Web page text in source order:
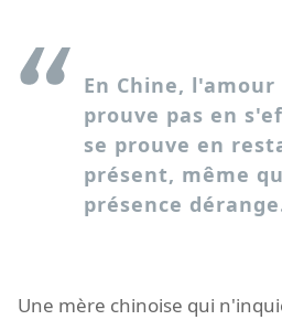
En Chine, l'amour
prouve pas en
se prouve en
présent, même
présence
Une mère chinoise qui